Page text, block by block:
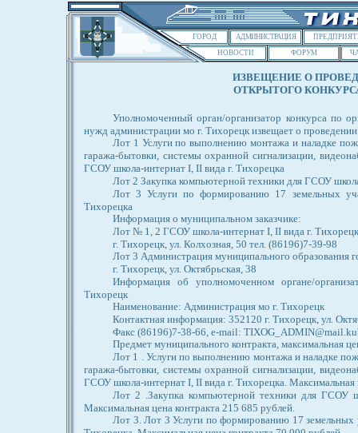
ГОРОД АДМИНИСТРАЦИЯ
НОВОСТИ
ФОРУМ
ИЗВЕЩЕНИЕ О
ОТКРЫТОГО
Уполномоченный орган/организатор конкурса по
нужд администрации мо г. Тихорецк извещает о
Лот 1 Услуги по выполнению монтажа и наладке
гаража-бытовки, системы охранной сигнализации,
ГСОУ школа-интернат I, II вида г. Тихорецка
Лот 2 Закупка компьютерной техники для ГСОУ
Лот 3 Услуги по формированию 17 земельных
Тихорецка
Информация о муниципальном заказчике:
Лот № 1, 2 ГСОУ школа-интернат I, II вида г.
г. Тихорецк, ул. Колхозная, 50 тел. (86196)7-39-98
Лот 3 Администрация муниципального образования
г. Тихорецк, ул. Октябрьская, 38
Информация об уполномоченном органе/
Тихорецк
Наименование: Администрация мо г. Тихорецк
Контактная информация: 352120 г. Тихорецк, ул.
Факс (86196)7-38-66, e-mail:
Предмет муниципального контракта, максимальная
Лот 1 . Услуги по выполнению монтажа и наладке
гаража-бытовки, системы охранной сигнализации,
ГСОУ школа-интернат I, II вида г. Тихорецка. Максимальная
Лот 2 .Закупка компьютерной техники для ГСОУ
Максимальная цена контракта 215 685 рублей.
Лот 3. Лот 3 Услуги по формированию 17 земельных